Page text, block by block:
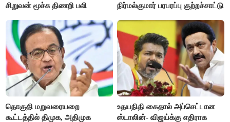
சிறுவன் மூச்சு திணறி பலி
நிர்மல்குமார் பரபரப்பு குற்றச்சாட்டு
தொகுதி மறுவரையறை
கூட்டத்தில் திமுக, அதிமுக
உதயநிதி கைதால் அப்செட்டான
ஸ்டாலின்- விஜய்க்கு எதிராக